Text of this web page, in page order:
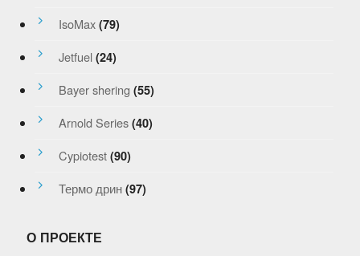
IsoMax (79)
Jetfuel (24)
Bayer shering (55)
Arnold Series (40)
Cypiotest (90)
Термо дрин (97)
О ПРОЕКТЕ